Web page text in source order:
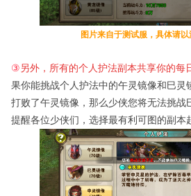
图片来自于测试服，具体请
③ 另外， 所有的个人护法副本共享你的每
果你能挑战个人护法中的午灵镜像和巳灵
打败了午灵镜像，那么少侠您将无法挑战
提醒各位少侠们，选择最有利可图的副本